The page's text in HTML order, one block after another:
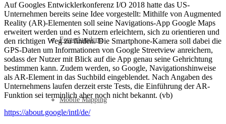
Fernerkundung
Mobile Mapping
Auf Googles Entwicklerkonferenz I/O 2018 hatte das US-
Unternehmen bereits seine Idee vorgestellt: Mithilfe von Augmented
Reality (AR)-Elementen soll seine Navigations-App Google Maps
erweitert werden und es Nutzern erleichtern, sich zu orientieren und
den richtigen Weg zu finden. Die Smartphone-Kamera soll dabei die
GPS-Daten um Informationen von Google Streetview anreichern,
sodass der Nutzer mit Blick auf die App genau seine Gehrichtung
bestimmen kann. Zudem werden, so Google, Navigationshinweise
als AR-Element in das Suchbild eingeblendet. Nach Angaben des
Unternehmens laufen derzeit erste Tests, die Einführung der AR-
Funktion sei terminlich aber noch nicht bekannt. (vb)
https://about.google/intl/de/